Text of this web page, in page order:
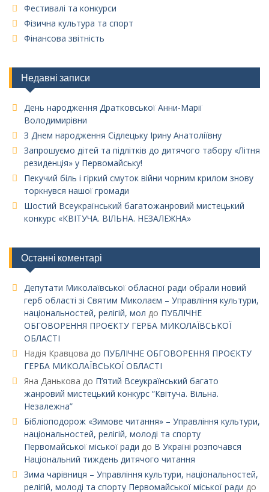
Фестивалі та конкурси
Фізична культура та спорт
Фінансова звітність
Недавні записи
День народження Дратковської Анни-Марії
Володимирівни
З Днем народження Сідлецьку Ірину Анатоліївну
Запрошуємо дітей та підлітків до дитячого табору «Літня
резиденція» у Первомайську!
Пекучий біль і гіркий смуток війни чорним крилом знову
торкнувся нашої громади
Шостий Всеукраїнський багатожанровий мистецький
конкурс «КВІТУЧА. ВІЛЬНА. НЕЗАЛЕЖНА»
Останні коментарі
Депутати Миколаївської обласної ради обрали новий
герб області зі Святим Миколаєм – Управління культури,
національностей, релігій, мол до ПУБЛІЧНЕ
ОБГОВОРЕННЯ ПРОЄКТУ ГЕРБА МИКОЛАЇВСЬКОЇ
ОБЛАСТІ
Надія Кравцова до ПУБЛІЧНЕ ОБГОВОРЕННЯ ПРОЄКТУ
ГЕРБА МИКОЛАЇВСЬКОЇ ОБЛАСТІ
Яна Данькова до П’ятий Всеукраїнський багато
жанровий мистецький конкурс “Квітуча. Вільна.
Незалежна”
Бібліоподорож «Зимове читання» – Управління культури,
національностей, релігій, молоді та спорту
Первомайської міської ради до В Україні розпочався
Національний тиждень дитячого читання
Зима чарівниця – Управління культури, національностей,
релігій, молоді та спорту Первомайської міської ради до